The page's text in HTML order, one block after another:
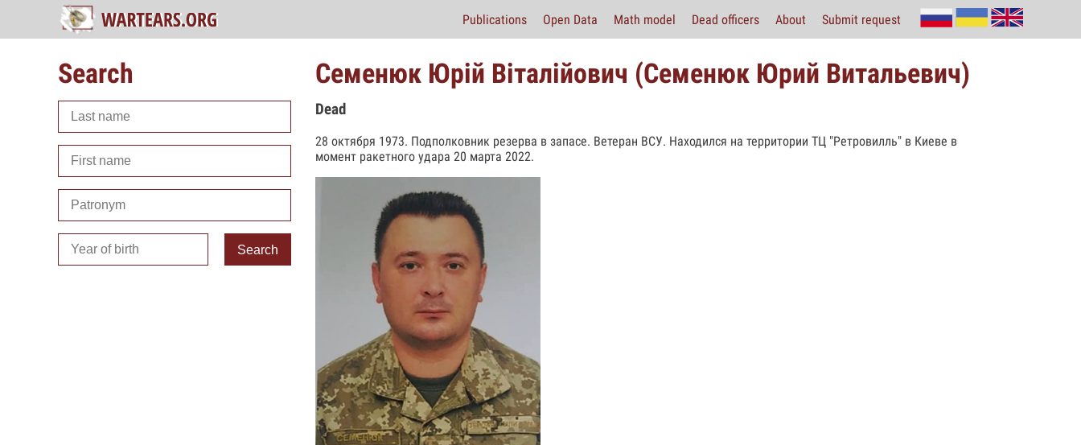
Publications Open Data Math model Dead officers About Submit request
Search
Search
Семенюк Юрій Віталійович (Семенюк Юрий Витальевич)
Dead
28 октября 1973. Подполковник резерва в запасе. Ветеран ВСУ. Находился на территории ТЦ "Ретровилль" в Киеве в
момент ракетного удара 20 марта 2022.